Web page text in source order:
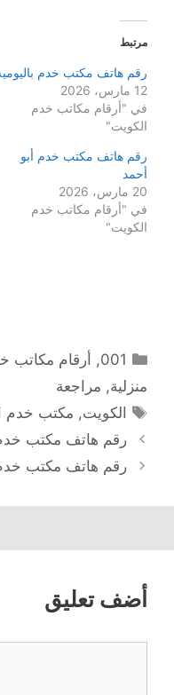
مرتبط
رقم هاتف مكتب خدم
12 مارس، 2026
في "أرقام مكاتب خدم
الكويت"
رقم هاتف مكتب خدم أبو
أحمد
20 مارس، 2026
في "أرقام مكاتب خدم
الكويت"
التصنيفات
001
, أرقام مكاتب
منزلية, مراجعة
الوسوم
الكويت, مكتب خدم
رقم هاتف مكتب
رقم هاتف مكتب
أضف تعليق